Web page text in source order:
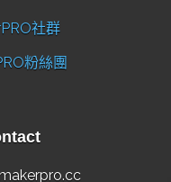
社群
粉絲團